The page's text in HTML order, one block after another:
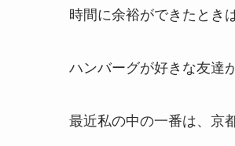
時間に余裕ができたとき
ハンバーグが好きな友達
最近私の中の一番は、京